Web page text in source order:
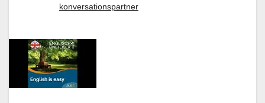
konversationspartner